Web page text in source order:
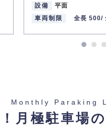
設備
平面
車両制限
全長 500/
Monthly Paraking
月極駐車場